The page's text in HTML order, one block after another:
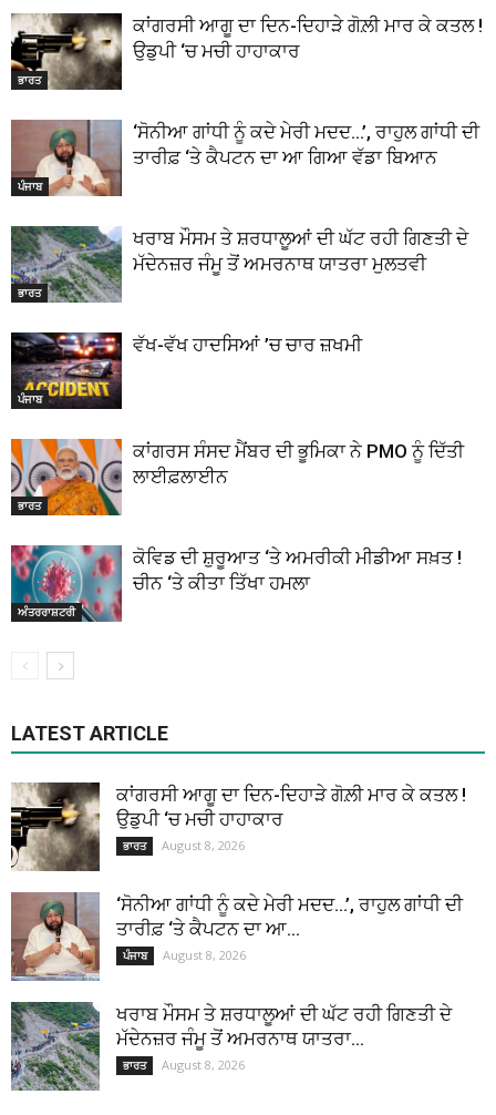
ਭਾਰਤ
ਕਾਂਗਰਸੀ ਆਗੂ ਦਾ ਦਿਨ-ਦਿਹਾੜੇ ਗੋਲ਼ੀ ਮਾਰ ਕੇ ਕਤਲ !
ਉਡੁਪੀ ‘ਚ ਮਚੀ ਹਾਹਾਕਾਰ
ਪੰਜਾਬ
‘ਸੋਨੀਆ ਗਾਂਧੀ ਨੂੰ ਕਦੇ ਮੇਰੀ ਮਦਦ…’, ਰਾਹੁਲ ਗਾਂਧੀ ਦੀ
ਤਾਰੀਫ਼ ‘ਤੇ ਕੈਪਟਨ ਦਾ ਆ ਗਿਆ ਵੱਡਾ ਬਿਆਨ
ਭਾਰਤ
ਖਰਾਬ ਮੌਸਮ ਤੇ ਸ਼ਰਧਾਲੂਆਂ ਦੀ ਘੱਟ ਰਹੀ ਗਿਣਤੀ ਦੇ
ਮੱਦੇਨਜ਼ਰ ਜੰਮੂ ਤੋਂ ਅਮਰਨਾਥ ਯਾਤਰਾ ਮੁਲਤਵੀ
ਪੰਜਾਬ
ਵੱਖ-ਵੱਖ ਹਾਦਸਿਆਂ ’ਚ ਚਾਰ ਜ਼ਖਮੀ
ਭਾਰਤ
ਕਾਂਗਰਸ ਸੰਸਦ ਮੈਂਬਰ ਦੀ ਭੂਮਿਕਾ ਨੇ PMO ਨੂੰ ਦਿੱਤੀ
ਲਾਈਫ਼ਲਾਈਨ
ਅੰਤਰਰਾਸ਼ਟਰੀ
ਕੋਵਿਡ ਦੀ ਸ਼ੁਰੂਆਤ ‘ਤੇ ਅਮਰੀਕੀ ਮੀਡੀਆ ਸਖ਼ਤ !
ਚੀਨ ‘ਤੇ ਕੀਤਾ ਤਿੱਖਾ ਹਮਲਾ
LATEST ARTICLE
ਕਾਂਗਰਸੀ ਆਗੂ ਦਾ ਦਿਨ-ਦਿਹਾੜੇ ਗੋਲ਼ੀ ਮਾਰ ਕੇ ਕਤਲ !
ਉਡੁਪੀ ‘ਚ ਮਚੀ ਹਾਹਾਕਾਰ
ਭਾਰਤ August 8, 2026
‘ਸੋਨੀਆ ਗਾਂਧੀ ਨੂੰ ਕਦੇ ਮੇਰੀ ਮਦਦ…’, ਰਾਹੁਲ ਗਾਂਧੀ ਦੀ
ਤਾਰੀਫ਼ ‘ਤੇ ਕੈਪਟਨ ਦਾ ਆ...
ਪੰਜਾਬ August 8, 2026
ਖਰਾਬ ਮੌਸਮ ਤੇ ਸ਼ਰਧਾਲੂਆਂ ਦੀ ਘੱਟ ਰਹੀ ਗਿਣਤੀ ਦੇ
ਮੱਦੇਨਜ਼ਰ ਜੰਮੂ ਤੋਂ ਅਮਰਨਾਥ ਯਾਤਰਾ...
ਭਾਰਤ August 8, 2026